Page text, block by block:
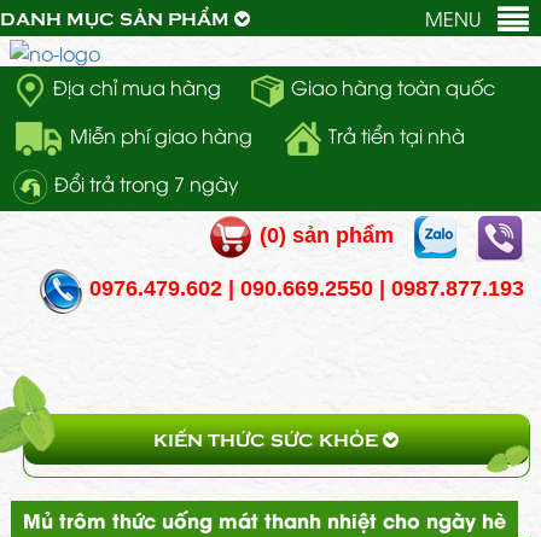
Địa chỉ mua hàng
Giao hàng toàn quốc
Miễn phí giao hàng
Trả tiển tại nhà
Đổi trả trong 7 ngày
(0) sản phẩm
0976.479.602 | 090.669.2550 | 0987.877.193
MENU
DANH MỤC SẢN PHẨM
KIẾN THỨC SỨC KHỎE
Mủ trôm thức uống mát thanh nhiệt cho ngày hè